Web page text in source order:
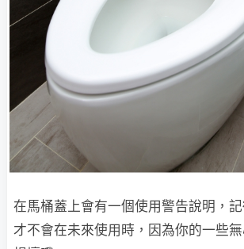
在馬桶蓋上會有一個使用警告說明，記
才不會在未來使用時，因為你的一些